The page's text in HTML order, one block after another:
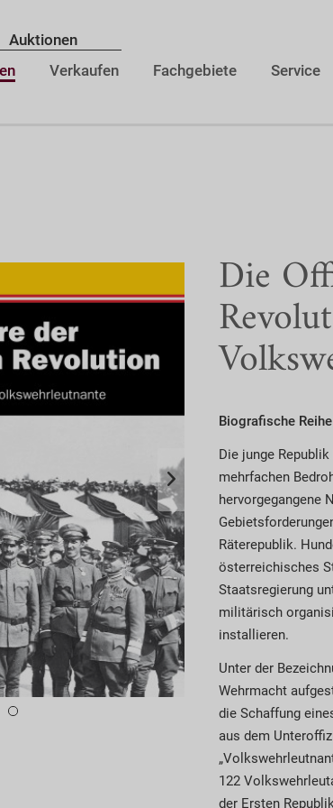
Auktionen
Verkaufen Fachgebiete Service
Die
Biografische
Die junge
mehrfachen
hervorgegangene
Räterepublik.
österreichisches
Staatsregierung
militärisch
installieren.
Unter der
Wehrmacht
die Schaffung
aus dem
122
der Ersten